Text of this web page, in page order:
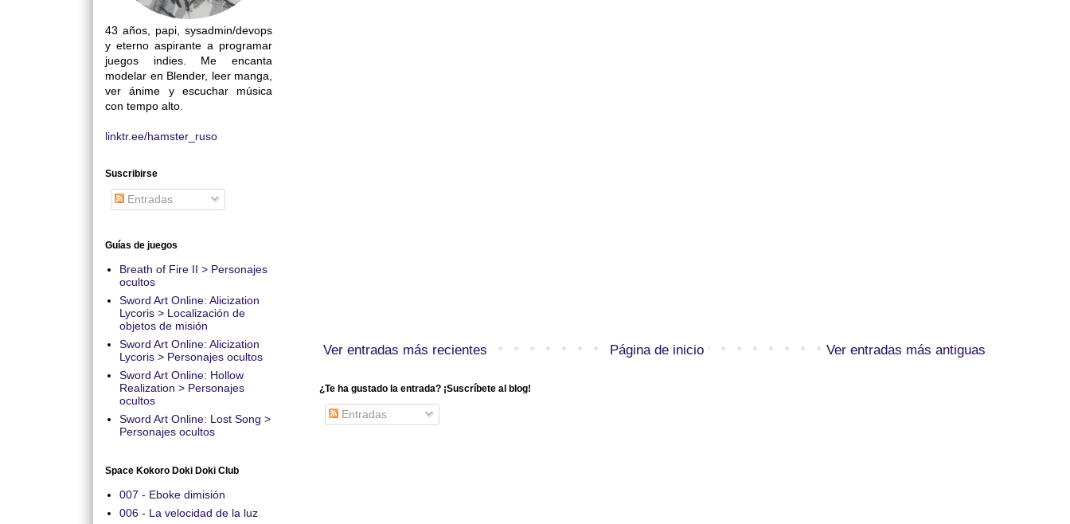
Ver entradas más recientes Ver entradas más antiguas
Página de inicio
¿Te ha gustado la entrada? ¡Suscríbete al blog!
Entradas
43 años, papi, sysadmin/devops
y eterno aspirante a programar
juegos indies. Me encanta
modelar en Blender, leer manga,
ver ánime y escuchar música
con tempo alto.
linktr.ee/hamster_ruso
Suscribirse
Entradas
Guías de juegos
Breath of Fire II > Personajes
ocultos
Sword Art Online: Alicization
Lycoris > Localización de
objetos de misión
Sword Art Online: Alicization
Lycoris > Personajes ocultos
Sword Art Online: Hollow
Realization > Personajes
ocultos
Sword Art Online: Lost Song >
Personajes ocultos
Space Kokoro Doki Doki Club
007 - Eboke dimisión
006 - La velocidad de la luz